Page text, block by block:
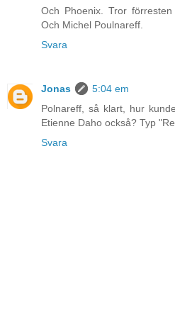
Och Phoenix. Tror
Och Michel Poulnareff.
Svara
Jonas
5:04 em
Polnareff, så klart, hur
Etienne Daho också? Typ
Svara